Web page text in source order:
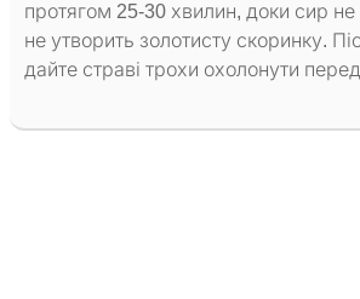
протягом 25-30 хвилин, доки сир не
не утворить золотисту скоринку.
дайте страві трохи охолонути